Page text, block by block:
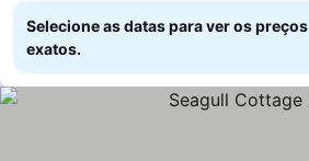
Selecione as datas para ver os preços
exatos.